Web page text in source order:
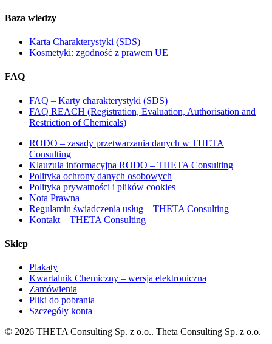
Baza wiedzy
Karta Charakterystyki (SDS)
Kosmetyki: zgodność z prawem UE
FAQ
FAQ – Karty charakterystyki (SDS)
FAQ REACH (Registration, Evaluation, Authorisation and
Restriction of Chemicals)
RODO – zasady przetwarzania danych w THETA
Consulting
Klauzula informacyjna RODO – THETA Consulting
Polityka ochrony danych osobowych
Polityka prywatności i plików cookies
Nota Prawna
Regulamin świadczenia usług – THETA Consulting
Kontakt – THETA Consulting
Sklep
Plakaty
Kwartalnik Chemiczny – wersja elektroniczna
Zamówienia
Pliki do pobrania
Szczegóły konta
© 2026 THETA Consulting Sp. z o.o.. Theta Consulting Sp. z o.o.